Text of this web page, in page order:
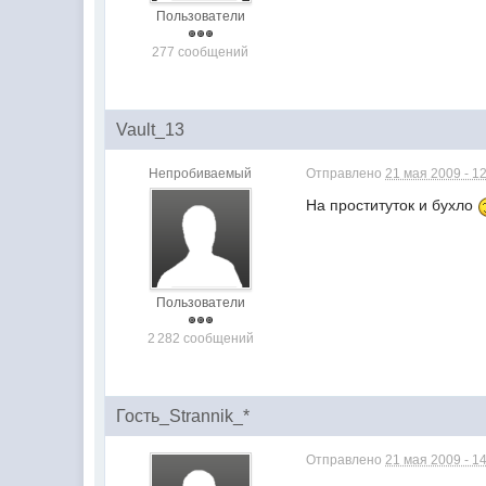
Пользователи
277 сообщений
Vault_13
Непробиваемый
Пользователи
2 282 сообщений
Отправлено21 мая 2009 -
На проституток и бухло
Гость_Strannik_*
Отправлено21 мая 2009 -